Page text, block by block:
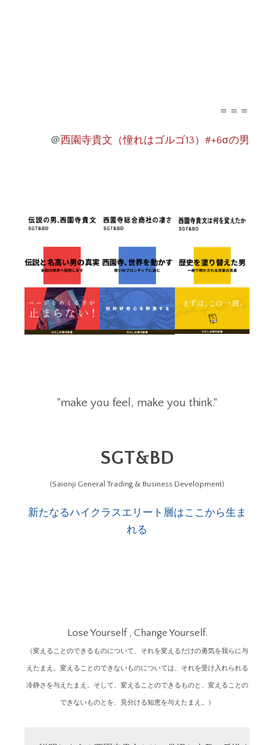
＝＝＝
＠西園寺貴文（憧れはゴルゴ13）#+6σの男
"make you feel, make you think."
SGT&BD
(Saionji General Trading & Business Development)
新たなるハイクラスエリート層はここから生ま
れる
Lose Yourself , Change Yourself.
（変えることのできるものについて、それを変えるだけの勇気を我らに与
えたまえ。変えることのできないものについては、それを受け入れられる
冷静さを与えたまえ。そして、変えることのできるものと、変えることの
できないものとを、見分ける知恵を与えたまえ。）